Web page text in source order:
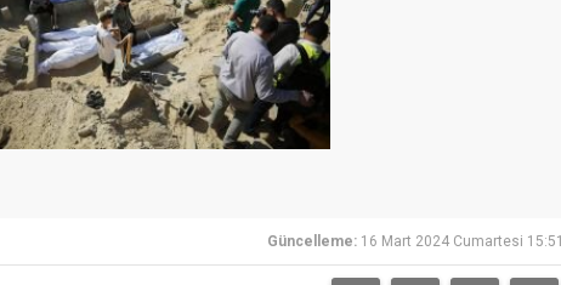
Güncelleme: 16 Mart 2024 Cumartesi 15:51